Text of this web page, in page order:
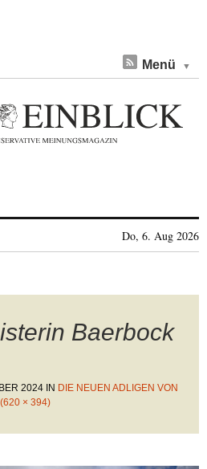
Menü
Do, 6. Aug 2026
Baerbock
2024 IN DIE NEUEN ADLIGEN VON
× 394)